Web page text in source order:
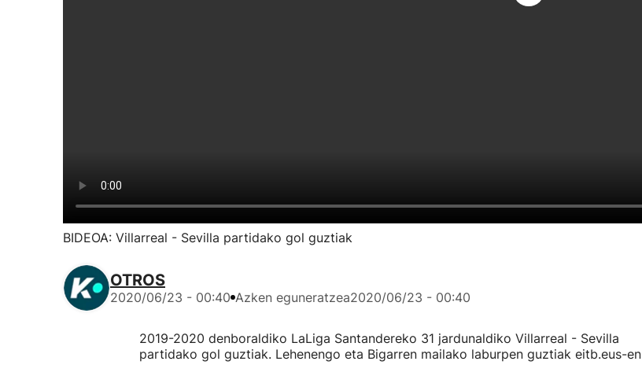
BIDEOA: Villarreal - Sevilla partidako gol guztiak
OTROS
2020/06/23 - 00:40 Azken eguneratzea2020/06/23 - 00:40
2019-2020 denboraldiko LaLiga Santandereko 31 jardunaldiko Villarreal - Sevilla
partidako gol guztiak. Lehenengo eta Bigarren mailako laburpen guztiak eitb.eus-en